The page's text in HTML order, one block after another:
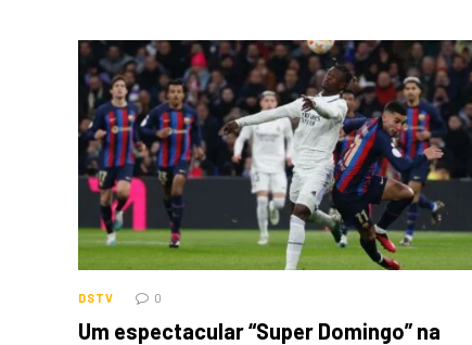
DSTV 0
Um espectacular “Super Domingo” na